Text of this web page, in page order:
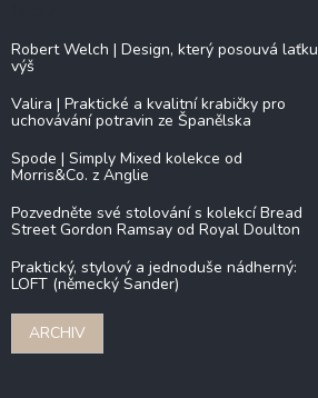
Robert Welch | Design, který posouvá laťku
výš
Valira | Praktické a kvalitní krabičky pro
uchovávání potravin ze Španělska
Spode | Simply Mixed kolekce od
Morris&Co. z Anglie
Pozvedněte své stolování s kolekcí Bread
Street Gordon Ramsay od Royal Doulton
Praktický, stylový a jednoduše nádherný:
LOFT (německý Sander)
ARCHIV